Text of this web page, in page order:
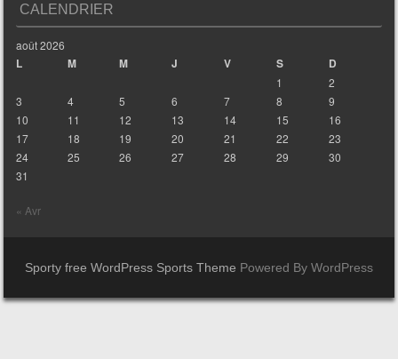
CALENDRIER
août 2026
L M M J V S D
1
2
3
4 5 6 7 8
9
10
11 12 13 14 15
16
17
18 19 20 21 22
23
24
25 26 27 28 29
30
31
« Avr
Sporty free WordPress Sports Theme Powered By WordPress